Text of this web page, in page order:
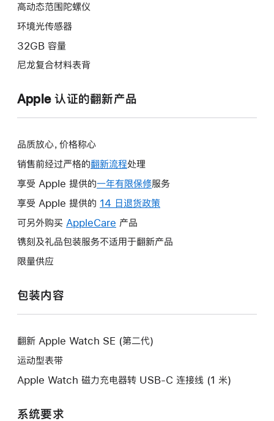
高动态范围陀螺仪
环境光传感器
32GB 容量
尼龙复合材料表背
Apple 认证的翻新产品
品质放心，价格称心
销售前经过严格的翻新流程处理
享受 Apple 提供的一年有限保修此
操
打
服务
享受 Apple 提供的 14 日退货政策
将
可另外购买 AppleCare 此
操
新
窗
产品
镌刻及礼品包装服务不适用于翻新产品
限量供应
包装内容
翻新 Apple Watch SE (第二代)
运动型表带
Apple Watch 磁力充电器转 USB-C 连接线 (1 米)
系统要求